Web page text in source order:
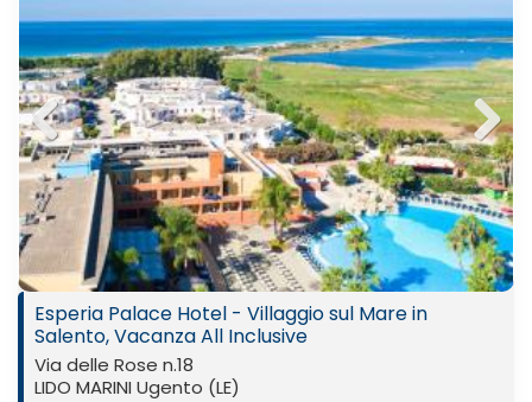
Previ
ous
Next
Esperia Palace Hotel - Villaggio sul Mare in
Salento, Vacanza All Inclusive
Via delle Rose n.18
LIDO MARINI Ugento (LE)